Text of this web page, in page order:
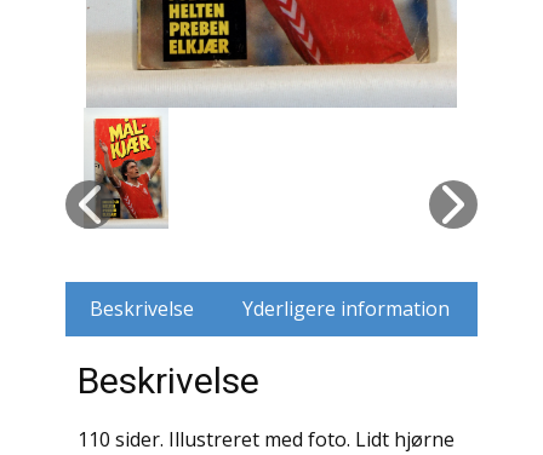
Historie
Hobby
Hus / Have
Husdyr
Jernbaner
Kirkehistorie / Religion
Krige / Slag
Beskrivelse Yderligere information
Beskrivelse
110 sider. Illustreret med foto. Lidt hjørne